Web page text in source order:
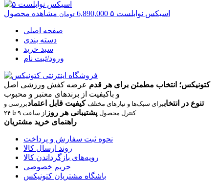
اسیکس نوابلست ۵ 6,890,000 تومان مشاهده محصول
صفحه اصلی
دسته بندی
سبد خرید
ورود/ثبت نام
کتونیکس؛ انتخاب مطمئن برای هر قدم عرضه کفش ورزشی اصل
و باکیفیت از برندهای معتبر و محبوب
تنوع در انتخاببرای سبک‌ها و نیازهای مختلف کیفیت قابل اعتمادبررسی و
کنترل محصول پشتیبانی هر روز از ساعت ۹ تا ۲۴
راهنمای خرید مشتریان
نحوه ثبت سفارش و پرداخت
روند ارسال کالا
رویه‌های بازگرداندن کالا
حریم خصوصی
باشگاه مشتریان کتونیکس